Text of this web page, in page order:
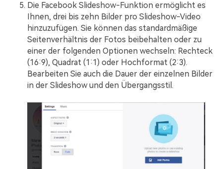
Die Facebook Slideshow-Funktion ermöglicht es
Ihnen, drei bis zehn Bilder pro Slideshow-Video
hinzuzufügen. Sie können das standardmäßige
Seitenverhältnis der Fotos beibehalten oder zu
einer der folgenden Optionen wechseln: Rechteck
(16:9), Quadrat (1:1) oder Hochformat (2:3).
Bearbeiten Sie auch die Dauer der einzelnen Bilder
in der Slideshow und den Übergangsstil.